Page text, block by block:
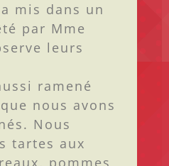
mis dans un
par Mme
leurs
ramené
nous avons
Nous
tartes aux
pommes